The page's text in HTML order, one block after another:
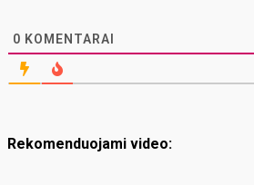
0 KOMENTARAI
Rekomenduojami video: